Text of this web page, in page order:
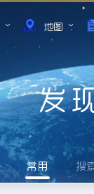
地图
发
常用 搜